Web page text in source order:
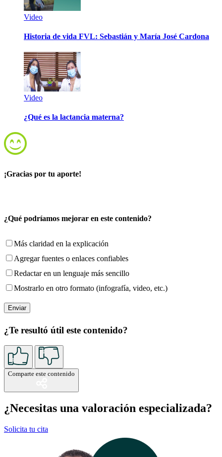
Video
Historia de vida FVL: Sebastián y María José Cardona
Video
¿Qué es la lactancia materna?
¡Gracias por tu aporte!
¿Qué podríamos mejorar en este contenido?
Más claridad en la explicación
Agregar fuentes o enlaces confiables
Redactar en un lenguaje más sencillo
Mostrarlo en otro formato (infografía, video, etc.)
¿Te resultó útil este contenido?
Comparte este contenido
¿Necesitas una valoración especializada?
Solicita tu cita